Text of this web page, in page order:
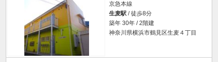
京急本線
生麦駅 / 徒歩8分
築年 30年 / 2階建
神奈川県横浜市鶴見区生麦４丁目